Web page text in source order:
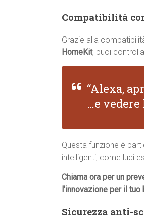
Compatibilità
Grazie alla
HomeKit, puoi
“Alexa,
…e
Questa funzione è
intelligenti, come luci
Chiama ora per un
l’innovazione per il
Sicurezza anti-